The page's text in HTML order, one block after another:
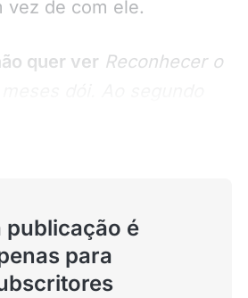
vez de com ele.
quer ver Reconhecer o
publicação é
para